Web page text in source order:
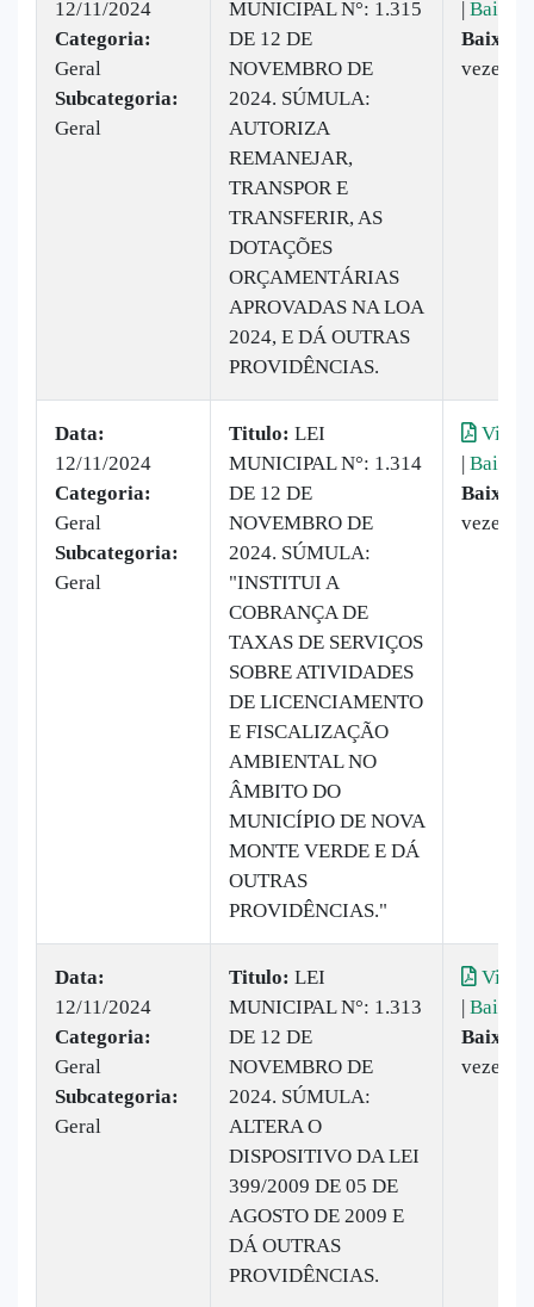
12/11/2024
Categoria:
Geral
Subcategoria:
Geral
MUNICIPAL N°: 1.315
DE 12 DE
NOVEMBRO DE
2024. SÚMULA:
AUTORIZA
REMANEJAR,
TRANSPOR E
TRANSFERIR, AS
DOTAÇÕES
ORÇAMENTÁRIAS
APROVADAS NA LOA
2024, E DÁ OUTRAS
PROVIDÊNCIAS.
| Baixar
vezes
Data:
12/11/2024
Categoria:
Geral
Subcategoria:
Geral
Titulo: LEI
MUNICIPAL N°: 1.314
DE 12 DE
NOVEMBRO DE
2024. SÚMULA:
"INSTITUI A
COBRANÇA DE
TAXAS DE SERVIÇOS
SOBRE ATIVIDADES
DE LICENCIAMENTO
E FISCALIZAÇÃO
AMBIENTAL NO
ÂMBITO DO
MUNICÍPIO DE NOVA
MONTE VERDE E DÁ
OUTRAS
PROVIDÊNCIAS."
| Baixar
vezes
Data:
12/11/2024
Categoria:
Geral
Subcategoria:
Geral
Titulo: LEI
MUNICIPAL N°: 1.313
DE 12 DE
NOVEMBRO DE
2024. SÚMULA:
ALTERA O
DISPOSITIVO DA LEI
399/2009 DE 05 DE
AGOSTO DE 2009 E
DÁ OUTRAS
PROVIDÊNCIAS.
| Baixar
vezes